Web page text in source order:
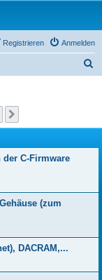
Anmelden
Registrieren
e
C-Firmware
(zum
DACRAM,...